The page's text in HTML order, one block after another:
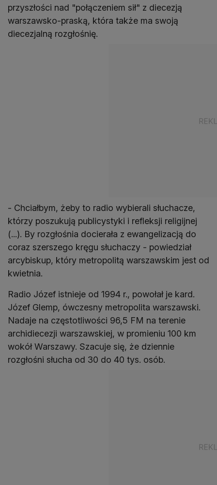
przyszłości nad "połączeniem sił" z diecezją
warszawsko-praską, która także ma swoją
diecezjalną rozgłośnię.
- Chciałbym, żeby to radio wybierali słuchacze,
którzy poszukują publicystyki i refleksji religijnej
(...). By rozgłośnia docierała z ewangelizacją do
coraz szerszego kręgu słuchaczy - powiedział
arcybiskup, który metropolitą warszawskim jest od
kwietnia.
Radio Józef istnieje od 1994 r., powołał je kard.
Józef Glemp, ówczesny metropolita warszawski.
Nadaje na częstotliwości 96,5 FM na terenie
archidiecezji warszawskiej, w promieniu 100 km
wokół Warszawy. Szacuje się, że dziennie
rozgłośni słucha od 30 do 40 tys. osób.